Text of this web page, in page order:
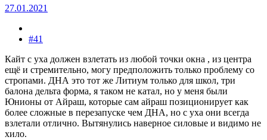
27.01.2021
#41
Кайт с уха должен взлетать из любой точки окна , из центра
ещё и стремительно, могу предположить только проблему со
стропами. ДНА это тот же Литиум только для школ, три
балона дельта форма, я таком не катал, но у меня были
Юнионы от Айраш, которые сам айраш позиционирует как
более сложные в перезапуске чем ДНА, но с уха они всегда
взлетали отлично. Вытянулись наверное силовые и видимо не
хило.